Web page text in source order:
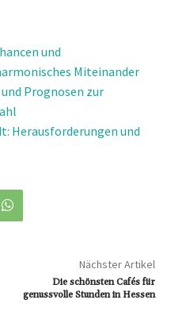
und
Miteinander
Prognosen zur
Herausforderungen und
Nächster Artikel
Die schönsten Cafés für
genussvolle Stunden in Hessen